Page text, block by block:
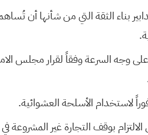
بناء الثقة التي من شأنها أن تُساهم
لاستخدام الأسلحة العشوائية.
الامن 2199 الذي يدعو إلى الالتزام بوقف التجارة غير